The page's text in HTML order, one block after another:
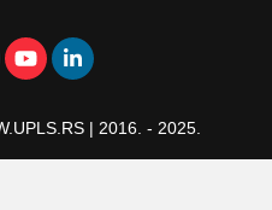
| 2016. - 2025.